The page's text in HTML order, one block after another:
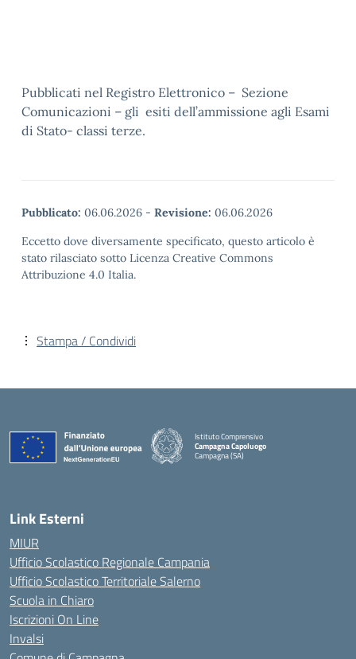
Pubblicati nel Registro Elettronico – Sezione
Comunicazioni – gli esiti dell’ammissione agli Esami
di Stato- classi terze.
Pubblicato: 06.06.2026 - Revisione: 06.06.2026
Eccetto dove diversamente specificato, questo articolo è
stato rilasciato sotto Licenza Creative Commons
Attribuzione 4.0 Italia.
Stampa / Condividi
Istituto Comprensivo
Campagna Capoluogo
Campagna (SA)
Link Esterni
MIUR
Ufficio Scolastico Regionale Campania
Ufficio Scolastico Territoriale Salerno
Scuola in Chiaro
Iscrizioni On Line
Invalsi